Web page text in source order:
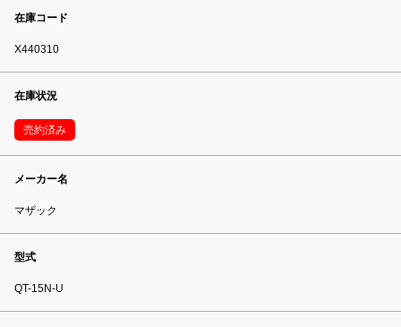
在庫コード
X440310
在庫状況
売約済み
メーカー名
マザック
型式
QT-15N-U